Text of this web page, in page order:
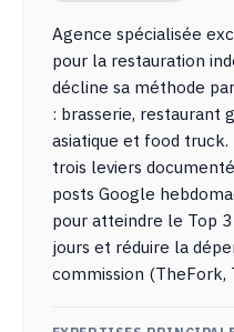
Agence spécialisée
pour la restauration
décline sa méthode
: brasserie, restaurant
asiatique et food
trois leviers
posts Google
pour atteindre le Top
jours et réduire la
commission (TheFork,